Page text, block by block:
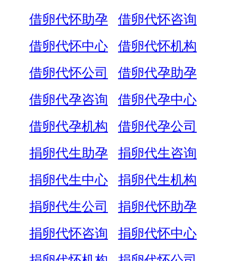
借卵代怀助孕
借卵代怀咨询
借卵代怀中心
借卵代怀机构
借卵代怀公司
借卵代孕助孕
借卵代孕咨询
借卵代孕中心
借卵代孕机构
借卵代孕公司
捐卵代生助孕
捐卵代生咨询
捐卵代生中心
捐卵代生机构
捐卵代生公司
捐卵代怀助孕
捐卵代怀咨询
捐卵代怀中心